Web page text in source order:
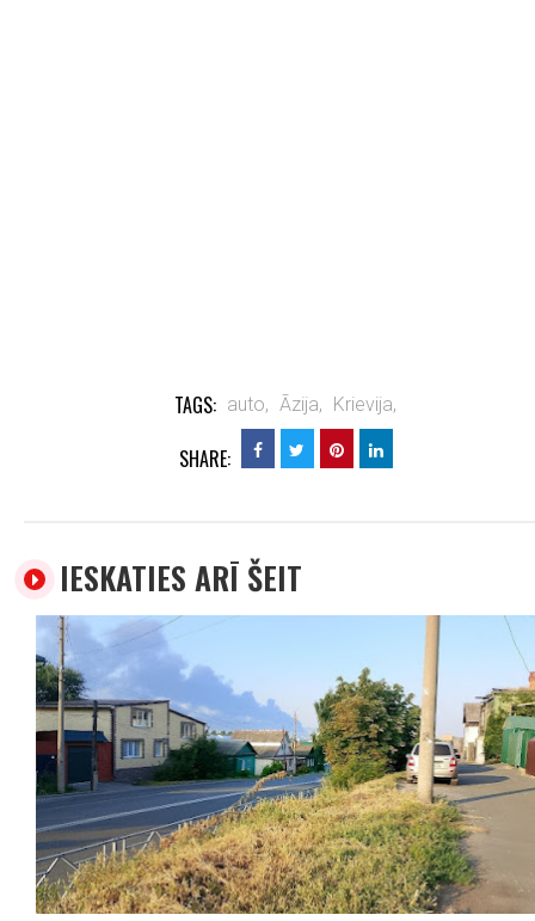
TAGS: auto, Āzija, Krievija,
SHARE:
IESKATIES ARĪ ŠEIT